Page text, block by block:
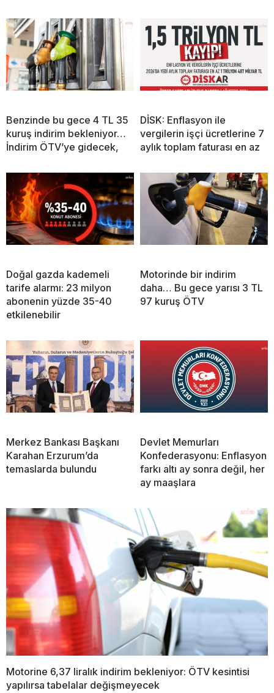
Benzinde bu gece 4 TL 35
kuruş indirim bekleniyor…
İndirim ÖTV’ye gidecek,
DİSK: Enflasyon ile
vergilerin işçi ücretlerine 7
aylık toplam faturası en az
Doğal gazda kademeli
tarife alarmı: 23 milyon
abonenin yüzde 35-40
etkilenebilir
Motorinde bir indirim
daha… Bu gece yarısı 3 TL
97 kuruş ÖTV
Merkez Bankası Başkanı
Karahan Erzurum’da
temaslarda bulundu
Devlet Memurları
Konfederasyonu: Enflasyon
farkı altı ay sonra değil, her
ay maaşlara
Motorine 6,37 liralık indirim bekleniyor: ÖTV kesintisi
yapılırsa tabelalar değişmeyecek